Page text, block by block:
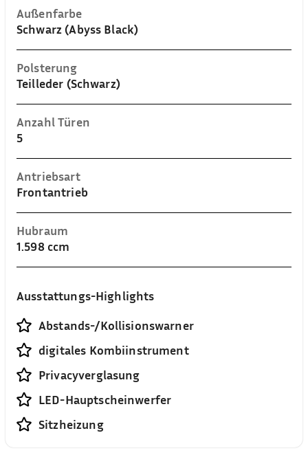
Außenfarbe
Schwarz (Abyss Black)
Polsterung
Teilleder (Schwarz)
Anzahl Türen
5
Antriebsart
Frontantrieb
Hubraum
1.598 ccm
Ausstattungs-Highlights
Abstands-/Kollisionswarner
digitales Kombiinstrument
Privacyverglasung
LED-Hauptscheinwerfer
Sitzheizung